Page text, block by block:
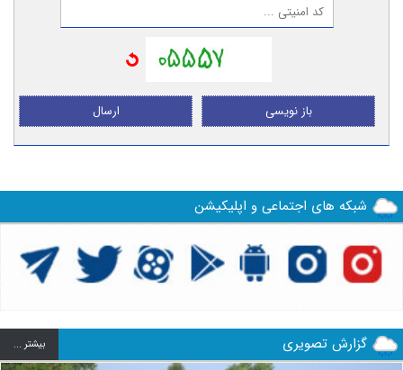
ارسال باز نویسی
شبکه های اجتماعی و اپلیکیشن
گزارش تصویری بيشتر ...